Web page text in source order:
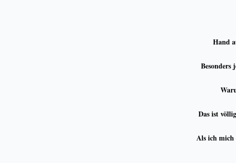
Hand
Besonders
Das ist
Als ich